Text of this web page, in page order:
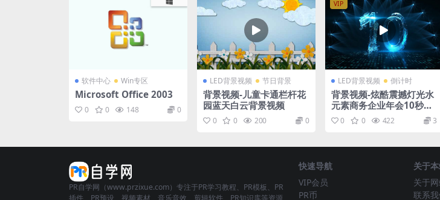
软件中心 Win专区
Microsoft Office 2003
0 0 148 0
LED背景视频 节日背景
背景视频-儿童卡通栏杆花
园蓝天白云背景视频
0 0 200 0
VIP
LED背景视频 倒计时
背景视频-炫酷震撼灯光水
元素商务企业年会10秒倒
计时视频素材
0 0 422 3
PR自学网（www.przixue.com）专注于PR学习教程、PR模板、PR
快速导航
VIP会员
PR币
关于
关于
联系